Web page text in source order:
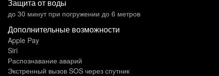
Защита от воды
до 30 минут при погружении до 6 метров
Дополнительные возможности
Apple Pay
Siri
Распознавание аварий
Экстренный вызов SOS через спутник